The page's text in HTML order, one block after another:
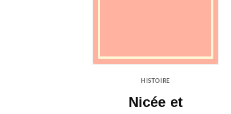
HISTOIRE
Nicée et